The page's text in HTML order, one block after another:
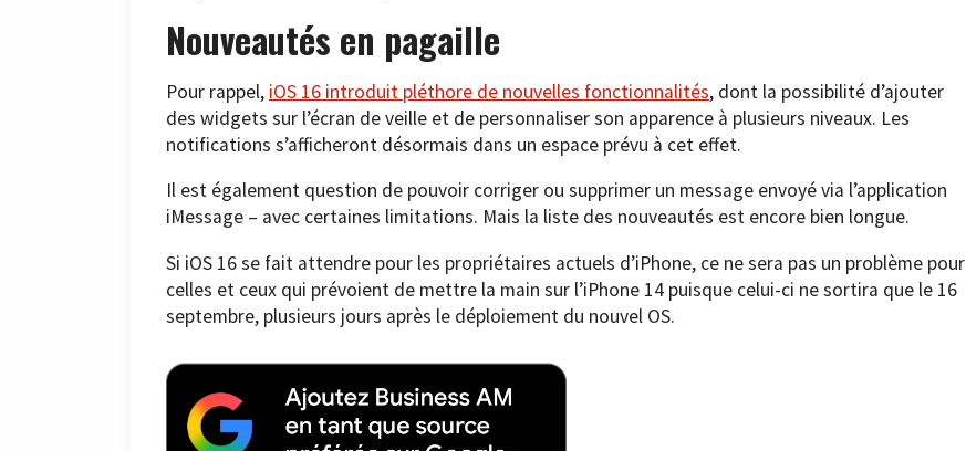
Nouveautés en pagaille
Pour rappel, iOS 16 introduit pléthore de nouvelles fonctionnalités, dont la possibilité d’ajouter
des widgets sur l’écran de veille et de personnaliser son apparence à plusieurs niveaux. Les
notifications s’afficheront désormais dans un espace prévu à cet effet.
Il est également question de pouvoir corriger ou supprimer un message envoyé via l’application
iMessage – avec certaines limitations. Mais la liste des nouveautés est encore bien longue.
Si iOS 16 se fait attendre pour les propriétaires actuels d’iPhone, ce ne sera pas un problème pour
celles et ceux qui prévoient de mettre la main sur l’iPhone 14 puisque celui-ci ne sortira que le 16
septembre, plusieurs jours après le déploiement du nouvel OS.